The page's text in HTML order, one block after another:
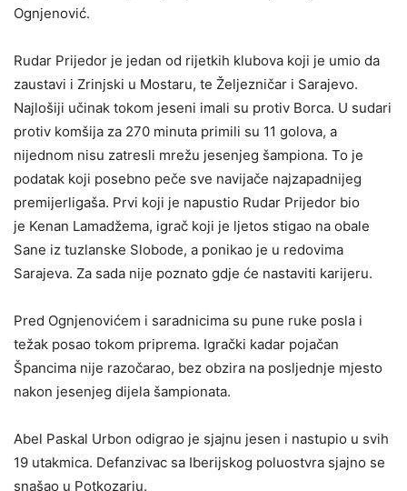
Ognjenović.
Rudar Prijedor je jedan od rijetkih klubova koji je umio da
zaustavi i Zrinjski u Mostaru, te Željezničar i Sarajevo.
Najlošiji učinak tokom jeseni imali su protiv Borca. U sudari
protiv komšija za 270 minuta primili su 11 golova, a
nijednom nisu zatresli mrežu jesenjeg šampiona. To je
podatak koji posebno peče sve navijače najzapadnijeg
premijerligaša. Prvi koji je napustio Rudar Prijedor bio
je Kenan Lamadžema, igrač koji je ljetos stigao na obale
Sane iz tuzlanske Slobode, a ponikao je u redovima
Sarajeva. Za sada nije poznato gdje će nastaviti karijeru.
Pred Ognjenovićem i saradnicima su pune ruke posla i
težak posao tokom priprema. Igrački kadar pojačan
Špancima nije razočarao, bez obzira na posljednje mjesto
nakon jesenjeg dijela šampionata.
Abel Paskal Urbon odigrao je sjajnu jesen i nastupio u svih
19 utakmica. Defanzivac sa Iberijskog poluostvra sjajno se
snašao u Potkozarju.